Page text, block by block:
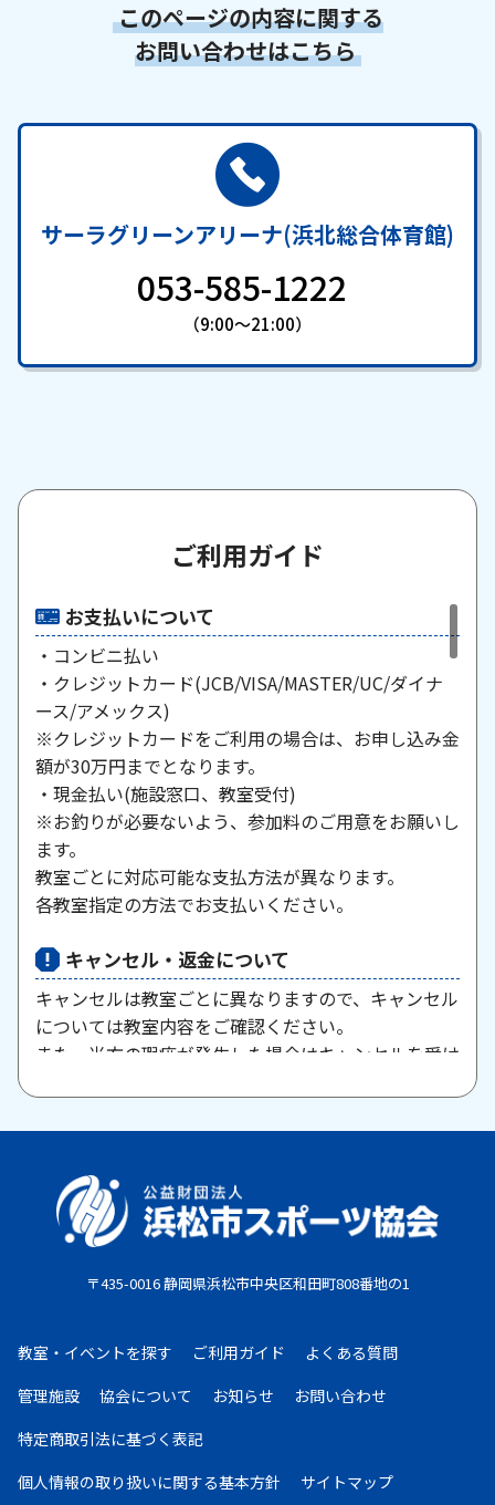
このページの内容に関する
お問い合わせはこちら
サーラグリーンアリーナ(浜北総合体育館)
053-585-1222
（9:00～21:00）
ご利用ガイド
お支払いについて
・コンビニ払い
・クレジットカード(JCB/VISA/MASTER/UC/ダイナ
ース/アメックス)
※クレジットカードをご利用の場合は、お申し込み金
額が30万円までとなります。
・現金払い(施設窓口、教室受付)
※お釣りが必要ないよう、参加料のご用意をお願いし
ます。
教室ごとに対応可能な支払方法が異なります。
各教室指定の方法でお支払いください。
キャンセル・返金について
キャンセルは教室ごとに異なりますので、キャンセル
については教室内容をご確認ください。
また、当方の瑕疵が発生した場合はキャンセルを受け
原則として、一旦納入された参加料・受講料は返金い
としていたしません。教室期間中にケガ・病気等によ
り、医師から運動制限が出された場合は、担当者まで
ご相談ください。
・コンビニ払い：お申し込み後、7日以内にお申し込
み時に選択したコンビニエンスストア店頭にてお支払
いください。
金となります。
・現金払い：教室指定の場所(施設窓口、教室受付等)
〒435-0016 静岡県浜松市中央区和田町808番地の1
教室・イベントを探す ご利用ガイド
よくある質問
管理施設
協会について お知らせ
お問い合わせ
特定商取引法に基づく表記
個人情報の取り扱いに関する基本方針 サイトマップ